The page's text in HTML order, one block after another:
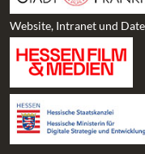
Website, Intranet und